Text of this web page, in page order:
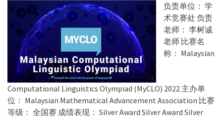
负责单位： 学
术竞赛处 负责
老师： 李树诚
老师 比赛名
称： Malaysian
Computational Linguistics Olympiad (MyCLO) 2022 主办单
位： Malaysian Mathematical Advancement Association 比赛
等级： 全国赛 成绩表现： Silver Award Silver Award Silver